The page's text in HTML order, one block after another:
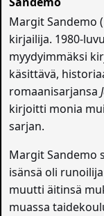
Margit Sandemo
kirjailija. 1980-
myydyimmäksi
käsittävä,
romaanisarjansa
kirjoitti monia
sarjan.
Margit Sandemo
isänsä oli
muutti äitinsä
muassa